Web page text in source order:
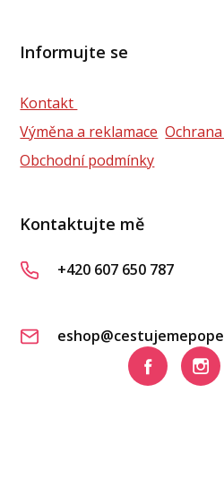
Informujte se
Kontakt
Výměna a reklamace
Obchodní podmínky
Kontaktujte mě
+420 607 650 787